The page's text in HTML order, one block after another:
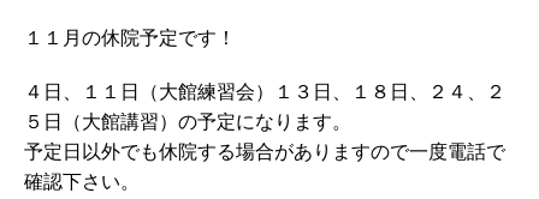
１１月の休院予定です！
４日、１１日（大館練習会）１３日、１８日、２４、２
５日（大館講習）の予定になります。
予定日以外でも休院する場合がありますので一度電話で
確認下さい。